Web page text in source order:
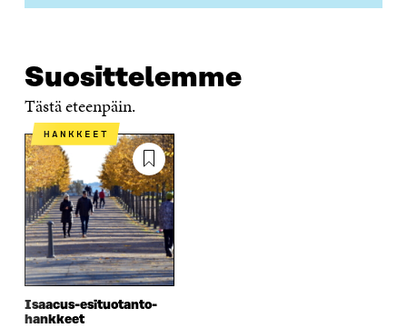
Suosittelemme
Tästä eteenpäin.
HANKKEET
Isaacus-esituotanto­
hankkeet